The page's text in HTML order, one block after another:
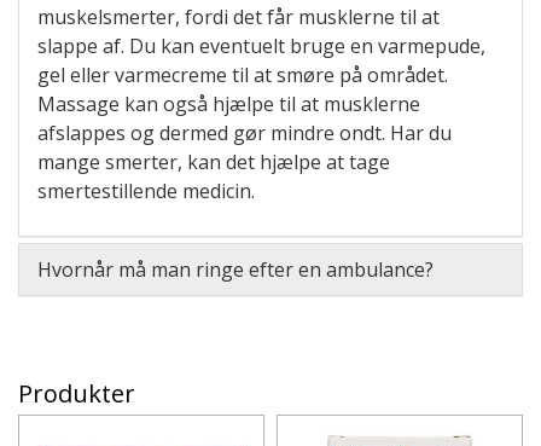
muskelsmerter, fordi det får musklerne til at
slappe af. Du kan eventuelt bruge en varmepude,
gel eller varmecreme til at smøre på området.
Massage kan også hjælpe til at musklerne
afslappes og dermed gør mindre ondt. Har du
mange smerter, kan det hjælpe at tage
smertestillende medicin.
Hvornår må man ringe efter en ambulance?
Produkter